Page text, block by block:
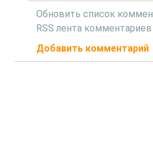
Обновить список
RSS лента
Добавить комментарий